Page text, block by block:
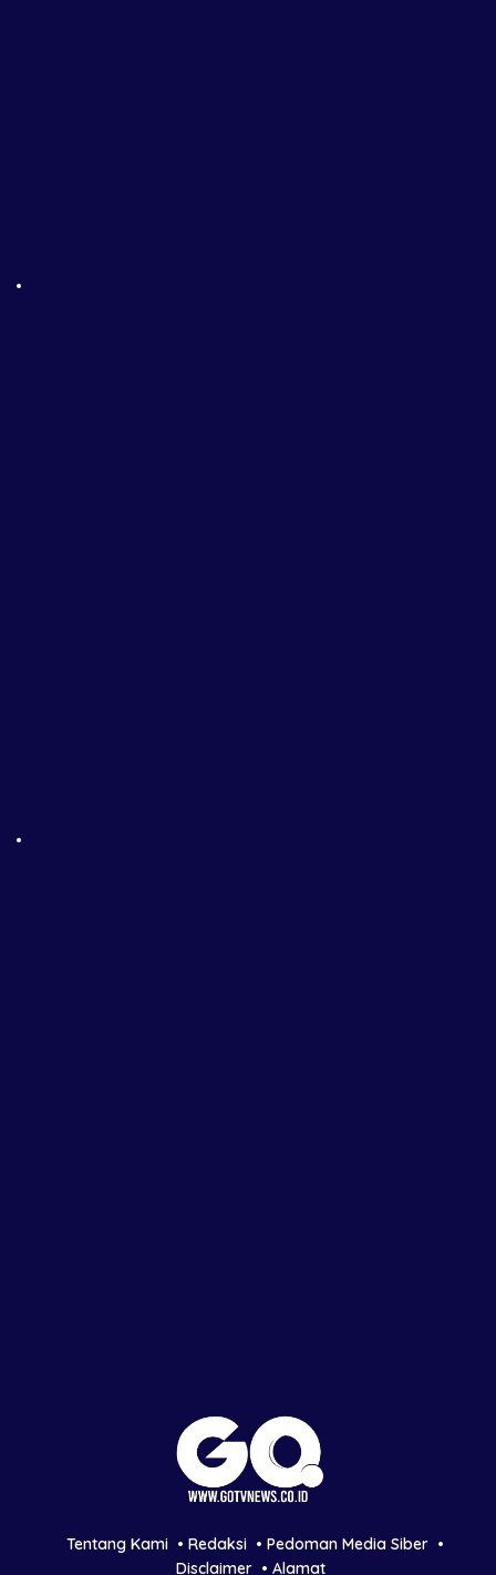
Tentang Kami Redaksi
Pedoman Media Siber
Disclaimer
Alamat